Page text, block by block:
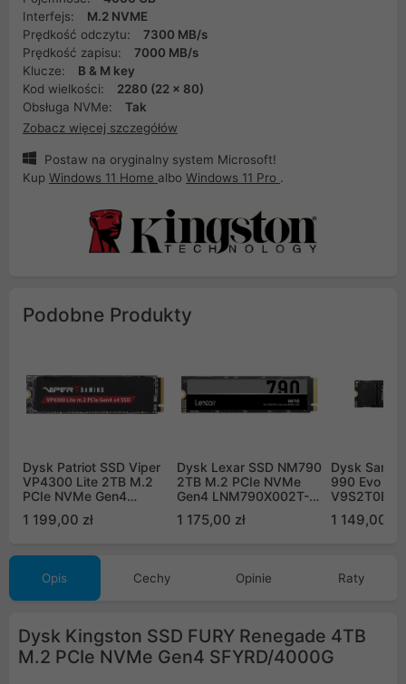
Interfejs:
M.2 NVME
Prędkość odczytu:
7300 MB/s
Prędkość zapisu:
7000 MB/s
Klucze:
B & M key
Kod wielkości:
2280 (22 x 80)
Obsługa NVMe:
Tak
Zobacz więcej szczegółów
Postaw na oryginalny system Microsoft!
Kup Windows 11 Home albo Windows 11 Pro .
Podobne Produkty
Dysk Patriot SSD Viper
VP4300 Lite 2TB M.2
PCIe NVMe Gen4
VP4300L2TBM28H
1 199,00 zł
Dysk Lexar SSD NM790
2TB M.2 PCIe NVMe
Gen4 LNM790X002T-
RNNNG
1 175,00 zł
Dysk
990 Evo
V9S2T0BW
PCIe NVMe
1 149,00 zł
Opis Cechy Opinie Raty
Dysk Kingston SSD FURY Renegade 4TB
M.2 PCIe NVMe Gen4 SFYRD/4000G